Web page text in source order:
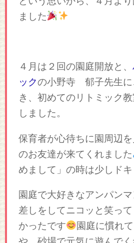
ました
４月は２回の園庭開放と、
ックの小野寺 郁子先生に
き、初めてのリトミック
しました。
保育者が心待ちに園周辺
のお友達が来てくれました
めまして」の時は少しドキ
園庭で大好きなアンパン
差しをしてニコッと笑っ
かったです
園庭に慣れ